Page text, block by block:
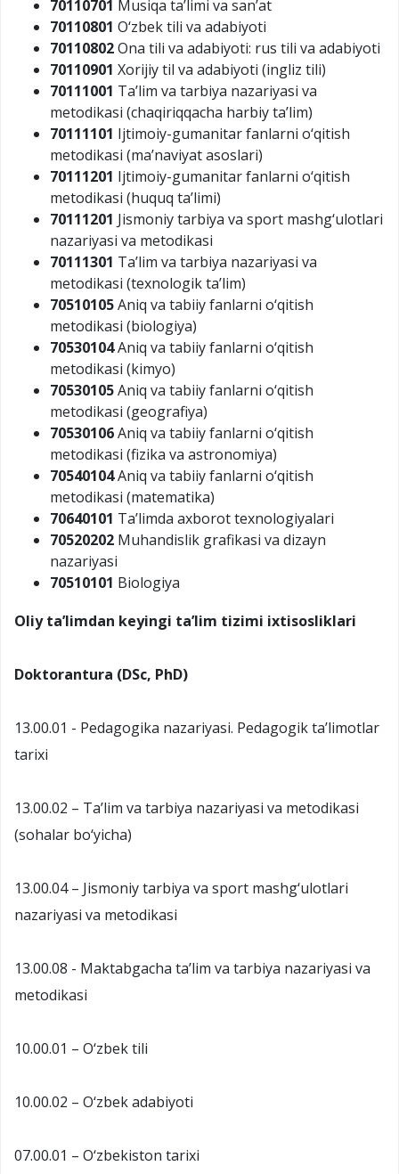
70110701 Musiqa ta’limi va san’at
70110801 O‘zbek tili va adabiyoti
70110802Ona tili va adabiyoti: rus tili va adabiyoti
70110901 Xorijiy til va adabiyoti (ingliz tili)
70111001 Ta’lim va tarbiya nazariyasi va
metodikasi (chaqiriqqacha harbiy ta’lim)
70111101 Ijtimoiy-gumanitar fanlarni o‘qitish
metodikasi (ma’naviyat asoslari)
70111201 Ijtimoiy-gumanitar fanlarni o‘qitish
metodikasi (huquq ta’limi)
70111201 Jismoniy tarbiya va sport mashg‘ulotlari
nazariyasi va metodikasi
70111301 Ta’lim va tarbiya nazariyasi va
metodikasi (texnologik ta’lim)
70510105Aniq va tabiiy fanlarni o‘qitish
metodikasi (biologiya)
70530104Aniq va tabiiy fanlarni o‘qitish
metodikasi (kimyo)
70530105Aniq va tabiiy fanlarni o‘qitish
metodikasi (geografiya)
70530106Aniq va tabiiy fanlarni o‘qitish
metodikasi (fizika va astronomiya)
70540104Aniq va tabiiy fanlarni o‘qitish
metodikasi (matematika)
70640101 Ta’limda axborot texnologiyalari
70520202 Muhandislik grafikasi va dizayn
nazariyasi
70510101 Biologiya
Oliy ta’limdan keyingi ta’lim tizimi ixtisosliklari
Doktorantura (DSc, PhD)
13.00.01 - Pedagogika nazariyasi. Pedagogik ta’limotlar
tarixi
13.00.02 – Ta’lim va tarbiya nazariyasi va metodikasi
(sohalar bo‘yicha)
13.00.04 – Jismoniy tarbiya va sport mashg‘ulotlari
nazariyasi va metodikasi
13.00.08 - Maktabgacha ta’lim va tarbiya nazariyasi va
metodikasi
10.00.01 – O‘zbek tili
10.00.02 – O‘zbek adabiyoti
07.00.01 – O‘zbekiston tarixi